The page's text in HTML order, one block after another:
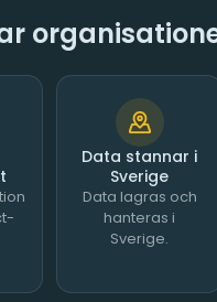
Data stannar i
Sverige
Data lagras och
hanteras i
Sverige.